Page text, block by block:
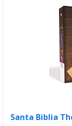
Santa Biblia